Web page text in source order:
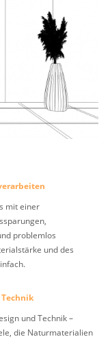
mit einer
problemlos
und des
und Technik –
die Naturmaterialien